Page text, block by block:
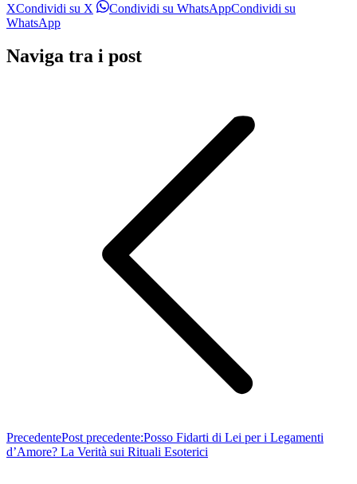
XCondividi su X Condividi su WhatsAppCondividi su
WhatsApp
Naviga tra i post
PrecedentePost precedente:Posso Fidarti di Lei per i Legamenti
d’Amore? La Verità sui Rituali Esoterici